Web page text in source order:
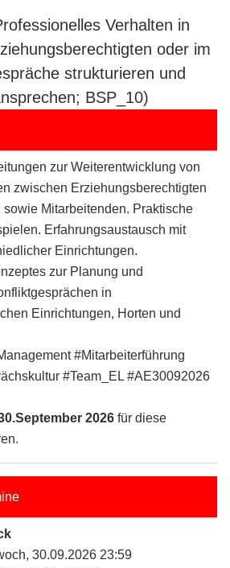
Verhalten in
oder im
strukturieren und
BSP_10)
zur Weiterentwicklung von
zwischen Erziehungsberechtigten
sowie Mitarbeitenden. Praktische
Erfahrungsaustausch mit
Einrichtungen.
zur Planung und
in
Einrichtungen, Horten und
#Mitarbeiterführung
#Team_EL #AE30092026
2026 für diese
30.09.2026 23:59